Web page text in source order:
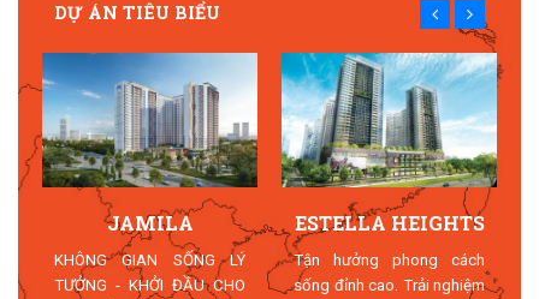
DỰ ÁN TIÊU BIỂU
JAMILA
KHÔNG GIAN SỐNG LÝ
TƯỞNG - KHỞI ĐẦU CHO
ESTELLA HEIGHTS
Tận hưởng phong cách
sống đỉnh cao. Trải nghiệm